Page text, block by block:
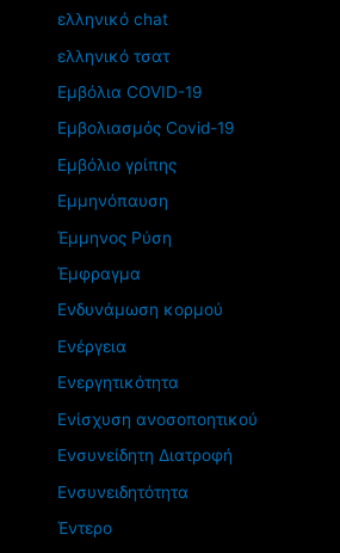
ελληνικό chat
ελληνικό τσατ
Εμβόλια COVID-19
Εμβολιασμός Covid-19
Εμβόλιο γρίπης
Εμμηνόπαυση
Έμμηνος Ρύση
Έμφραγμα
Ενδυνάμωση κορμού
Ενέργεια
Ενεργητικότητα
Ενίσχυση ανοσοποητικού
Ενσυνείδητη Διατροφή
Ενσυνειδητότητα
Έντερο